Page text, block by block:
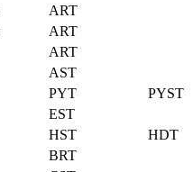
ART
ART
ART
AST
PYT PYST
EST
HST HDT
BRT